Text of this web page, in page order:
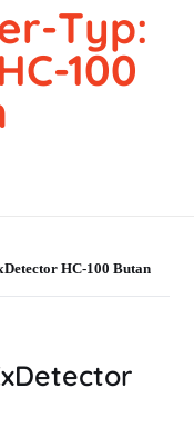
Typ:
100
HC-100 Butan